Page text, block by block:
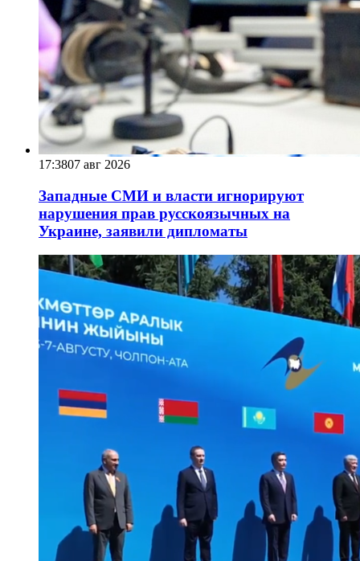
17:3807 авг 2026
Западные СМИ и власти игнорируют
нарушения прав русскоязычных на
Украине, заявили дипломаты